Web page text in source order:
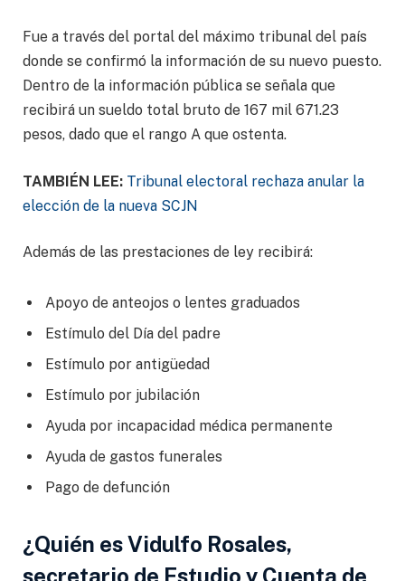
Fue a través del portal del máximo tribunal del país
donde se confirmó la información de su nuevo puesto.
Dentro de la información pública se señala que
recibirá un sueldo total bruto de 167 mil 671.23
pesos, dado que el rango A que ostenta.
TAMBIÉN LEE: Tribunal electoral rechaza anular la
elección de la nueva SCJN
Además de las prestaciones de ley recibirá:
Apoyo de anteojos o lentes graduados
Estímulo del Día del padre
Estímulo por antigüedad
Estímulo por jubilación
Ayuda por incapacidad médica permanente
Ayuda de gastos funerales
Pago de defunción
¿Quién es Vidulfo Rosales,
secretario de Estudio y Cuenta de